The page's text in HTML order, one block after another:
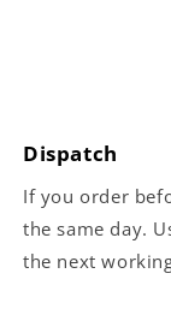
Dispatch
If you order
the same day.
the next